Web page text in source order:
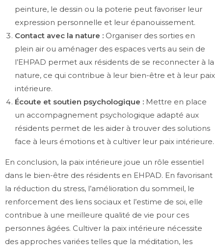
peinture, le dessin ou la poterie peut favoriser leur
expression personnelle et leur épanouissement.
Contact avec la nature : Organiser des sorties en
plein air ou aménager des espaces verts au sein de
l’EHPAD permet aux résidents de se reconnecter à la
nature, ce qui contribue à leur bien-être et à leur paix
intérieure.
Écoute et soutien psychologique : Mettre en place
un accompagnement psychologique adapté aux
résidents permet de les aider à trouver des solutions
face à leurs émotions et à cultiver leur paix intérieure.
En conclusion, la paix intérieure joue un rôle essentiel
dans le bien-être des résidents en EHPAD. En favorisant
la réduction du stress, l’amélioration du sommeil, le
renforcement des liens sociaux et l’estime de soi, elle
contribue à une meilleure qualité de vie pour ces
personnes âgées. Cultiver la paix intérieure nécessite
des approches variées telles que la méditation, les